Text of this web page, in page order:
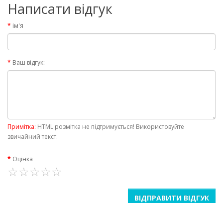
Написати відгук
ім'я
Ваш відгук:
Примітка: HTML розмітка не підтримується! Використовуйте
звичайний текст.
Оцінка
ВІДПРАВИТИ ВІДГУК